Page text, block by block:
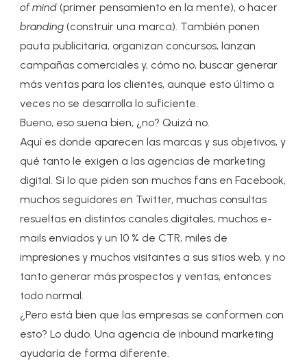
of mind (primer pensamiento en la mente), o hacer
branding (construir una marca). También ponen
pauta publicitaria, organizan concursos, lanzan
campañas comerciales y, cómo no, buscar generar
más ventas para los clientes, aunque esto último a
veces no se desarrolla lo suficiente.
Bueno, eso suena bien, ¿no? Quizá no.
Aquí es donde aparecen las marcas y sus objetivos, y
qué tanto le exigen a las agencias de marketing
digital. Si lo que piden son muchos fans en Facebook,
muchos seguidores en Twitter, muchas consultas
resueltas en distintos canales digitales, muchos e-
mails enviados y un 10 % de CTR, miles de
impresiones y muchos visitantes a sus sitios web, y no
tanto generar más prospectos y ventas, entonces
todo normal.
¿Pero está bien que las empresas se conformen con
esto? Lo dudo. Una agencia de inbound marketing
ayudaría de forma diferente.